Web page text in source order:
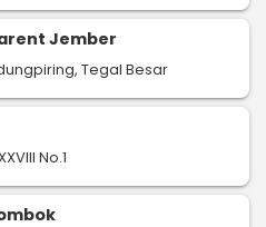
Jember
Tegal Besar
No.1